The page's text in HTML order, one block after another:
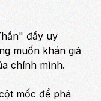
đầy uy
muốn khán giả
chính mình.
mốc để phá